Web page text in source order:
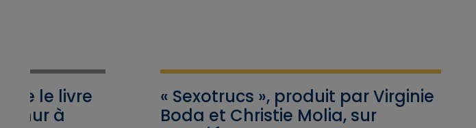
le livre
à
« Sexotrucs », produit par Virginie
Boda et Christie Molia, sur